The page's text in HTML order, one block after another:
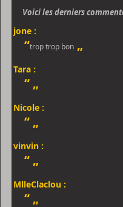
Voici les derniers
jone :
“trop trop bon„
Tara :
“„
Nicole :
“„
vinvin :
“„
MlleClaclou :
“„